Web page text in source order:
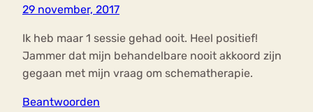
29 november, 2017
Ik heb maar 1 sessie gehad ooit. Heel positief!
Jammer dat mijn behandelbare nooit akkoord zijn
gegaan met mijn vraag om schematherapie.
Beantwoorden